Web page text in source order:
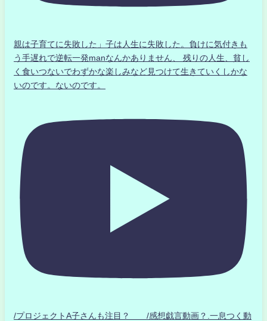
親は子育てに失敗した」子は人生に失敗した。負けに気付きも
う手遅れで逆転一発manなんかありません、 残りの人生、貧し
く食いつないでわずかな楽しみなど見つけて生きていくしかな
いのです。ないのです。
/プロジェクトA子さんも注目？ /感想戯言動画？.一息つく動